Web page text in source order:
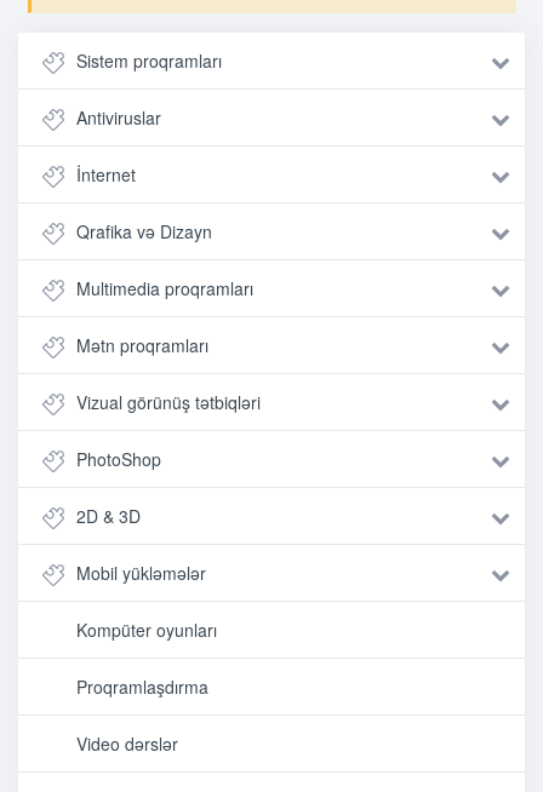
Sistem proqramları
Antiviruslar
İnternet
Qrafika və Dizayn
Multimedia proqramları
Mətn proqramları
Vizual görünüş tətbiqləri
PhotoShop
2D & 3D
Mobil yükləmələr
Kompüter oyunları
Proqramlaşdırma
Video dərslər